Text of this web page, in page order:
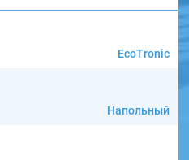
EcoTronic
Напольный